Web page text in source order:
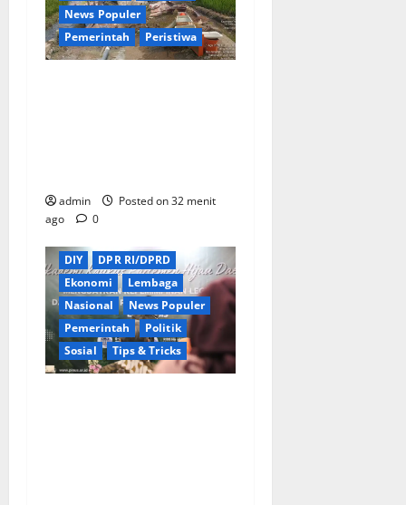
News Populer
Pemerintah
Peristiwa
admin
Posted on 32 menit
ago
0
DIY
DPR RI/DPRD
Ekonomi
Lembaga
Nasional
News Populer
Pemerintah
Politik
Sosial
Tips & Tricks